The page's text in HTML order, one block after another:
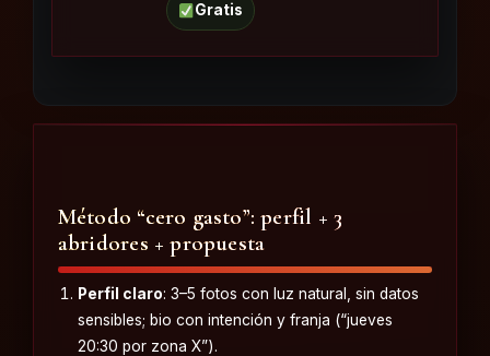
Gratis
Método “cero gasto”: perfil + 3
abridores + propuesta
Perfil claro: 3–5 fotos con luz natural, sin datos
sensibles; bio con intención y franja (“jueves
20:30 por zona X”).